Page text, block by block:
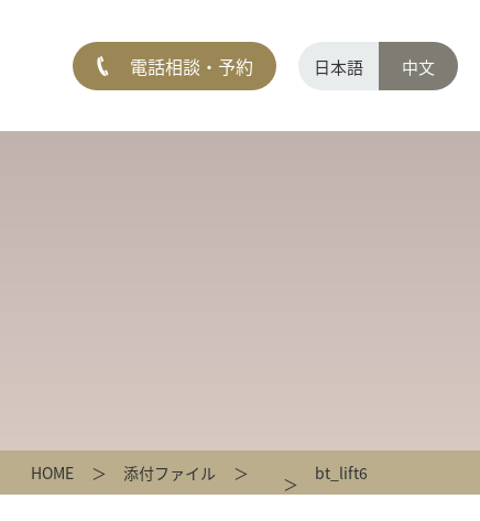
電話相談・予約 日本語 中文
HOME 添付ファイル bt_lift6